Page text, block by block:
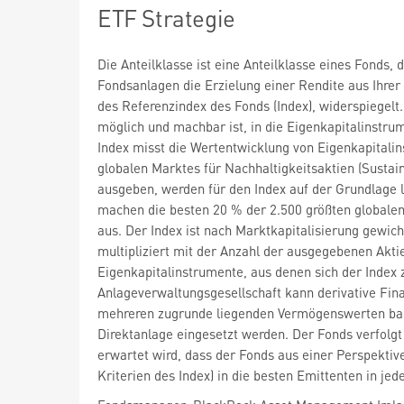
ETF Strategie
Die Anteilklasse ist eine Anteilklasse eines
Fondsanlagen die Erzielung einer Rendite aus
des Referenzindex des Fonds (Index),
möglich und machbar ist, in die
Index misst die Wertentwicklung von
globalen Marktes für Nachhaltigkeitsaktien
ausgeben, werden für den Index auf der
machen die besten 20 % der 2.500 größten
aus. Der Index ist nach Marktkapitalisierung
multipliziert mit der Anzahl der ausgegebenen
Eigenkapitalinstrumente, aus denen sich der
Anlageverwaltungsgesellschaft kann derivative
mehreren zugrunde liegenden Vermögenswerten
Direktanlage eingesetzt werden. Der Fonds
erwartet wird, dass der Fonds aus einer
Kriterien des Index) in die besten Emittenten in